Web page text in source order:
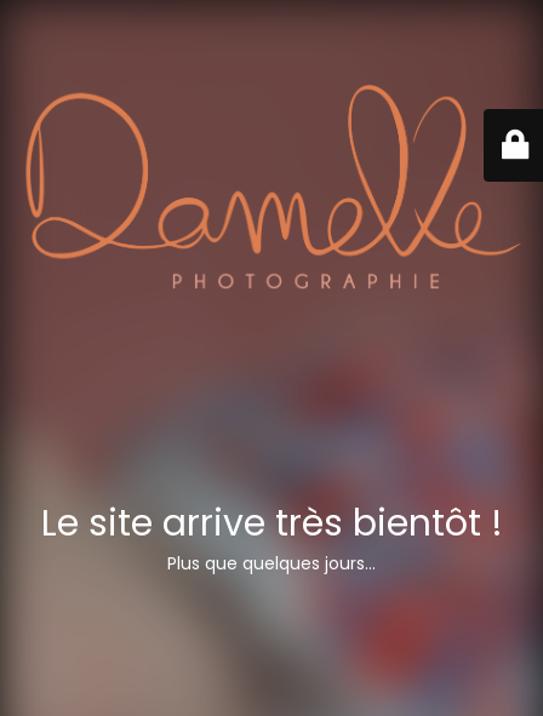
Le site arrive très bientôt !
Plus que quelques jours...